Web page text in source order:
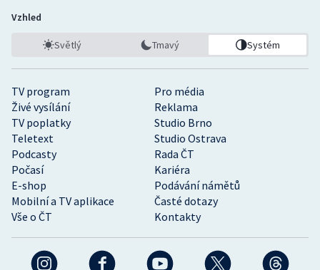
TV program
Pro média
Živé vysílání
Reklama
TV poplatky
Studio Brno
Teletext
Studio Ostrava
Podcasty
Rada ČT
Počasí
Kariéra
E-shop
Podávání námětů
Mobilní a TV aplikace
Časté dotazy
Vše o ČT
Kontakty
Vzhled
Světlý Tmavý Systém